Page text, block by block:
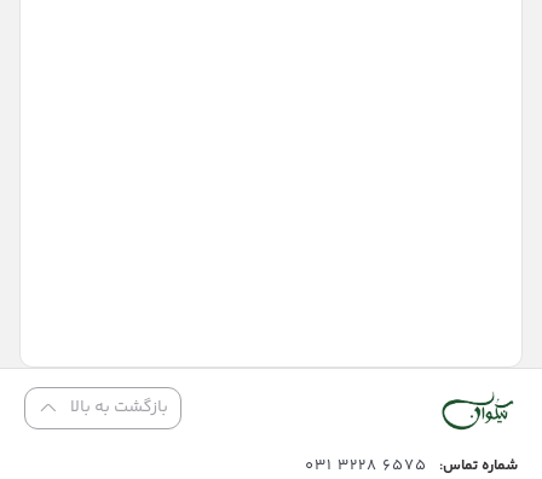
بازگشت به بالا
شماره تماس: 6575 3228 031